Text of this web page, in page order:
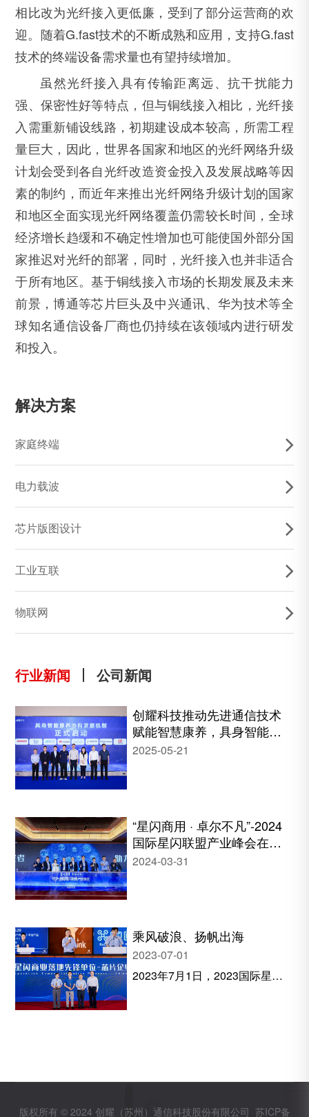
相比改为光纤接入更低廉，受到了部分运营商的欢
迎。随着G.fast技术的不断成熟和应用，支持G.fast
技术的终端设备需求量也有望持续增加。
虽然光纤接入具有传输距离远、抗干扰能力
强、保密性好等特点，但与铜线接入相比，光纤接
入需重新铺设线路，初期建设成本较高，所需工程
量巨大，因此，世界各国家和地区的光纤网络升级
计划会受到各自光纤改造资金投入及发展战略等因
素的制约，而近年来推出光纤网络升级计划的国家
和地区全面实现光纤网络覆盖仍需较长时间，全球
经济增长趋缓和不确定性增加也可能使国外部分国
家推迟对光纤的部署，同时，光纤接入也并非适合
于所有地区。基于铜线接入市场的长期发展及未来
前景，博通等芯片巨头及中兴通讯、华为技术等全
球知名通信设备厂商也仍持续在该领域内进行研发
和投入。
解决方案
家庭终端
电力载波
芯片版图设计
工业互联
物联网
行业新闻 公司新闻
创耀科技推动先进通信技术
赋能智慧康养，具身智能康
养机器人协同发展大会顺利
2025-05-21
“星闪商用 · 卓尔不凡”-2024
国际星闪联盟产业峰会在深
圳成功举办
2024-03-31
乘风破浪、扬帆出海
2023-07-01
2023年7月1日，2023国际星闪
无线短距通信联盟启航峰会在深
版权所有 © 2024 创耀（苏州）通信科技股份有限公司 苏ICP备
邮 箱*
电 话*
国 家*
省 份*
城 市*
公 司*
咨询产品*
需求咨询
提交
* 请填写您的信息，星号（*）表示必须填写的
字段。
* 有关我们处理的更多信息，请参阅创耀科技
隐私声明。提交此表格即表示我已阅读并理解
创耀科技隐私声明。